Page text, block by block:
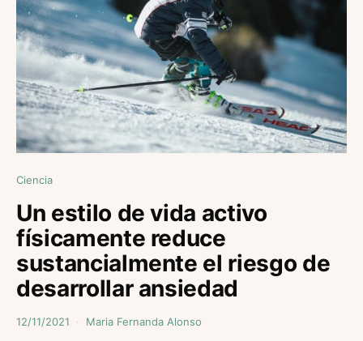
Ciencia
Un estilo de vida activo
físicamente reduce
sustancialmente el riesgo de
desarrollar ansiedad
12/11/2021 Maria Fernanda Alonso